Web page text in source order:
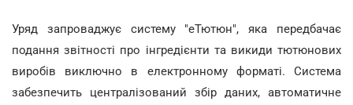
Уряд запроваджує систему "еТютюн", яка передбачає
подання звітності про інгредієнти та викиди тютюнових
виробів виключно в електронному форматі. Система
забезпечить централізований збір даних, автоматичне